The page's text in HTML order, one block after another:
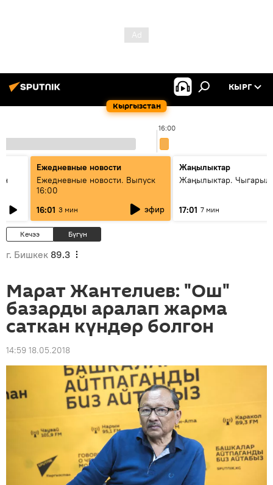
Кыргызстан
КЫРГ
16:00
Ежедневные новости
Ежедневные новости. Выпуск
16:00
16:01 3 мин эфир
Жаңылыктар
Жаңылыктар.
17:01 7 мин
Кечээ Бүгүн
г. Бишкек 89.3
Марат Жантелиев: "Ош"
базарды аралап жарма
саткан күндөр болгон
14:59 18.05.2018